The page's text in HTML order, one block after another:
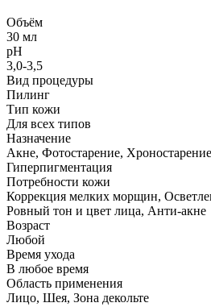
Объём
30 мл
рН
3,0-3,5
Вид процедуры
Пилинг
Тип кожи
Для всех типов
Назначение
Акне, Фотостарение,
Гиперпигментация
Потребности кожи
Коррекция мелких морщин,
Ровный тон и цвет лица, Анти-акне
Возраст
Любой
Время ухода
В любое время
Область применения
Лицо, Шея, Зона декольте